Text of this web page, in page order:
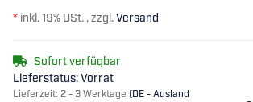
* inkl. 19% USt. , zzgl.Versand
Sofort verfügbar
Lieferstatus: Vorrat
Lieferzeit: 2 - 3 Werktage (DE - Ausland